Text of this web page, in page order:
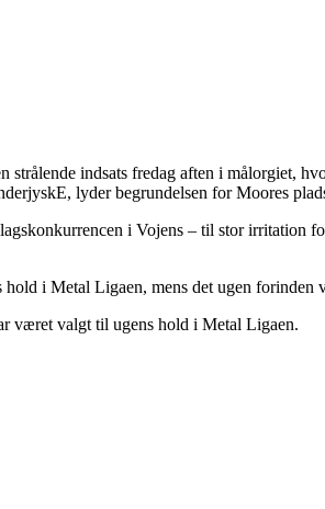
strålende indsats fredag aften i målorgiet,
lyder begrundelsen for Moores
i Vojens – til stor
i Metal Ligaen, mens det ugen forinden
været valgt til ugens hold i Metal Ligaen.